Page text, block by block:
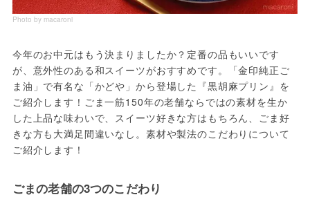
Photo by macaroni
今年のお中元はもう決まりましたか？定番の品もいいです
が、意外性のある和スイーツがおすすめです。「金印純正ご
ま油」で有名な「かどや」から登場した『黒胡麻プリン』を
ご紹介します！ごま一筋150年の老舗ならではの素材を生か
した上品な味わいで、スイーツ好きな方はもちろん、ごま好
きな方も大満足間違いなし。素材や製法のこだわりについて
ご紹介します！
ごまの老舗の3つのこだわり